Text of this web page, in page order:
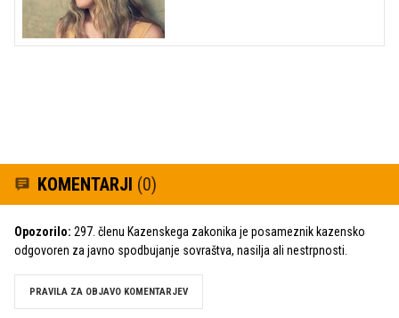
KOMENTARJI (0)
Opozorilo: 297. členu Kazenskega zakonika je posameznik kazensko
odgovoren za javno spodbujanje sovraštva, nasilja ali nestrpnosti.
PRAVILA ZA OBJAVO KOMENTARJEV